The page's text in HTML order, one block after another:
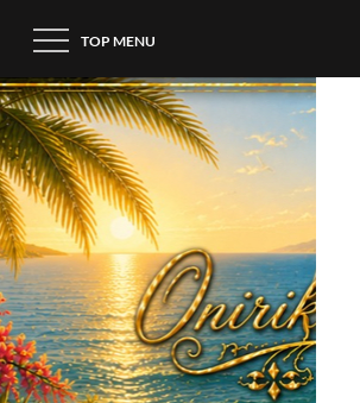
TOP MENU